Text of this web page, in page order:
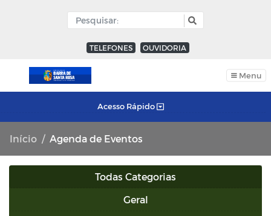
TELEFONES OUVIDORIA
Menu
Acesso Rápido
Início Agenda de Eventos
Todas Categorias
Geral